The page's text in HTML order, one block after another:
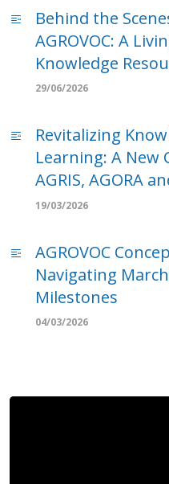
Behind the
AGROVOC: A
Knowledge
29/06/2026
Revitalizing
Learning: A New
AGRIS, AGORA
19/03/2026
AGROVOC
Navigating
Milestones
04/03/2026